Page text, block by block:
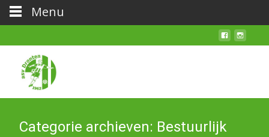
Categorie archieven: Bestuurlijk
Menu